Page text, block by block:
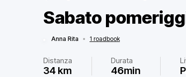
Sabato
Anna Rita • 1 roadbook
Distanza
34 km
Durata
46min